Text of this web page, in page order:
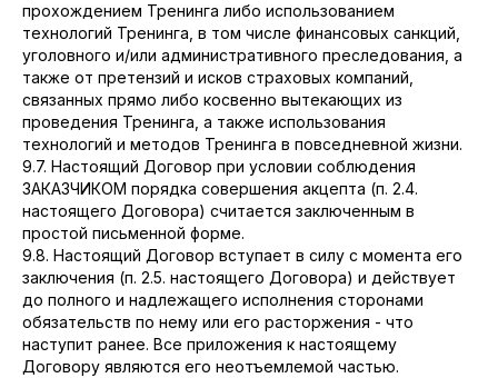
прохождением Тренинга либо использованием
технологий Тренинга, в том числе финансовых санкций,
уголовного и/или административного преследования, а
также от претензий и исков страховых компаний,
связанных прямо либо косвенно вытекающих из
проведения Тренинга, а также использования
технологий и методов Тренинга в повседневной жизни.
9.7. Настоящий Договор при условии соблюдения
ЗАКАЗЧИКОМ порядка совершения акцепта (п. 2.4.
настоящего Договора) считается заключенным в
простой письменной форме.
9.8. Настоящий Договор вступает в силу с момента его
заключения (п. 2.5. настоящего Договора) и действует
до полного и надлежащего исполнения сторонами
обязательств по нему или его расторжения - что
наступит ранее. Все приложения к настоящему
Договору являются его неотъемлемой частью.